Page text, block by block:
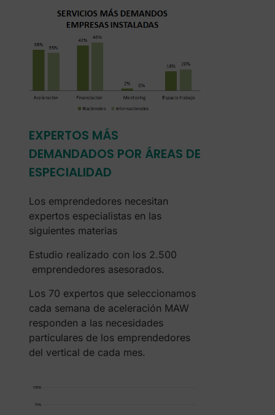
EXPERTOS MÁS
DEMANDADOS POR ÁREAS DE
ESPECIALIDAD
Los emprendedores necesitan
expertos especialistas en las
siguientes materias
Estudio realizado con los 2.500
emprendedores asesorados.
Los 70 expertos que seleccionamos
cada semana de aceleración MAW
responden a las necesidades
particulares de los emprendedores
del vertical de cada mes.